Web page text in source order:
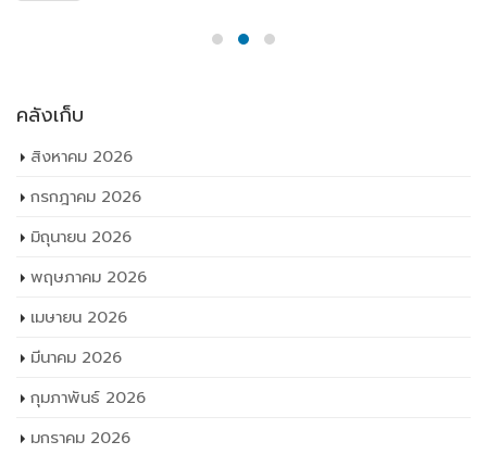
คลังเก็บ
สิงหาคม 2026
กรกฎาคม 2026
มิถุนายน 2026
พฤษภาคม 2026
เมษายน 2026
มีนาคม 2026
กุมภาพันธ์ 2026
มกราคม 2026